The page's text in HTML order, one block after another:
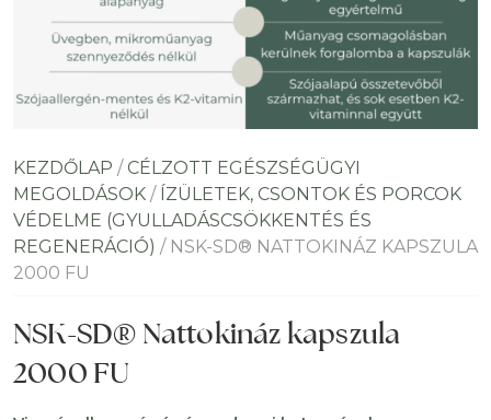
KEZDŐLAP / CÉLZOTT EGÉSZSÉGÜGYI
MEGOLDÁSOK / ÍZÜLETEK, CSONTOK ÉS PORCOK
VÉDELME (GYULLADÁSCSÖKKENTÉS ÉS
REGENERÁCIÓ) / NSK-SD® NATTOKINÁZ KAPSZULA
2000 FU
NSK-SD® Nattokináz kapszula
2000 FU